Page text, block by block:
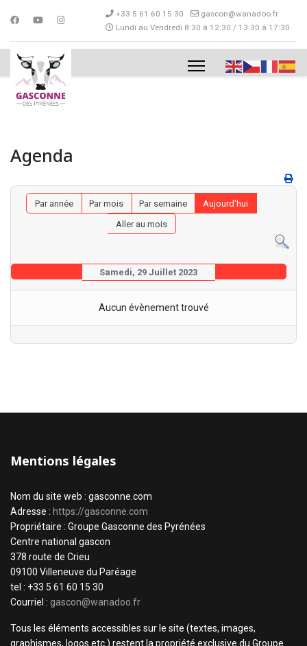
+33 5 61 60 15 30
gascon@wanadoo.fr
Lundi au Vendredi 8:30 à 12:30 / 13:30 à 17:30
Agenda
Par année Par mois Par semaine
Aujourd'hui
Aller au mois
Samedi, 29 Juillet 2023
Aucun évènement trouvé
Mentions légales
Nom du site web : gasconne.com
Adresse : https://gasconne.com
Propriétaire : Groupe Gasconne des Pyrénées
Centre national gascon
378 route de Crieu
09100 Villeneuve du Paréage
tel : +33 5 61 60 15 30
Courriel : gascon@wanadoo.fr
Tous les éléments accessibles sur le site (textes, images,
graphismes, logos etc.) restent la propriété exclusive du Groupe